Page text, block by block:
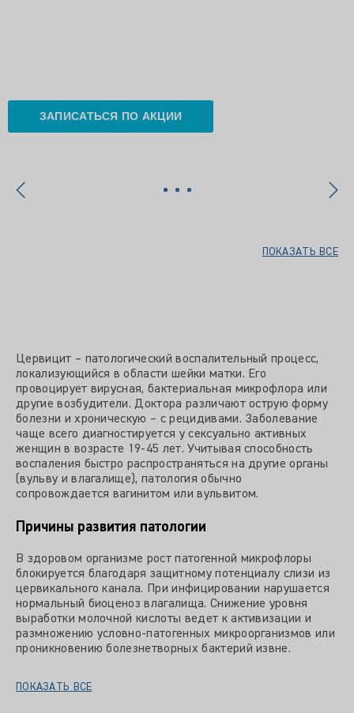
ЗАПИСАТЬСЯ ПО АКЦИИ
ПОКАЗАТЬ ВСЕ
Цервицит – патологический воспалительный процесс,
локализующийся в области шейки матки. Его
провоцирует вирусная, бактериальная микрофлора или
другие возбудители. Доктора различают острую форму
болезни и хроническую – с рецидивами. Заболевание
чаще всего диагностируется у сексуально активных
женщин в возрасте 19-45 лет. Учитывая способность
воспаления быстро распространяться на другие органы
(вульву и влагалище), патология обычно
сопровождается вагинитом или вульвитом.
Причины развития патологии
В здоровом организме рост патогенной микрофлоры
блокируется благодаря защитному потенциалу слизи из
цервикального канала. При инфицировании нарушается
нормальный биоценоз влагалища. Снижение уровня
выработки молочной кислоты ведет к активизации и
размножению условно-патогенных микроорганизмов или
проникновению болезнетворных бактерий извне.
ПОКАЗАТЬ ВСЕ